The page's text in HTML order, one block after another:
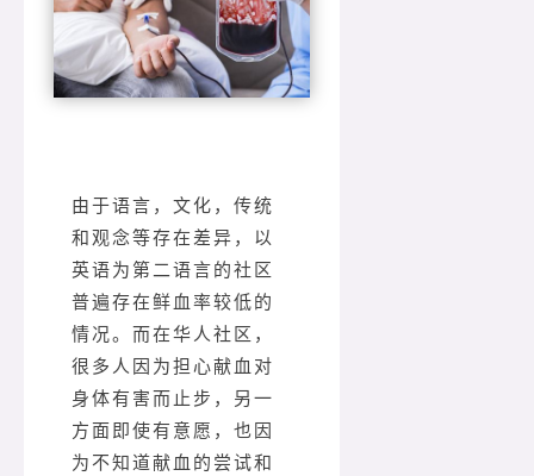
由于语言，文化，传统
和观念等存在差异，以
英语为第二语言的社区
普遍存在鲜血率较低的
情况。而在华人社区，
很多人因为担心献血对
身体有害而止步，另一
方面即使有意愿，也因
为不知道献血的尝试和